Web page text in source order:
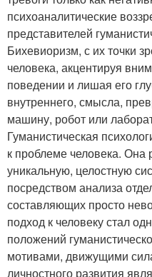
психоаналитические
представителей
Бихевиоризм, с их точки
человека, акцентируя
поведении и лишая его
внутреннего, смысла,
машину, робот или
Гуманистическая
к проблеме человека. Она
уникальную, целостную
посредством анализа
составляющих просто
подход к человеку стал
положений
мотивами, движущими
личностного развития